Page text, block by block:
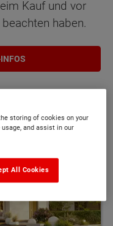
Kauf und vor
haben.
storing of cookies on your
and assist in our
All Cookies